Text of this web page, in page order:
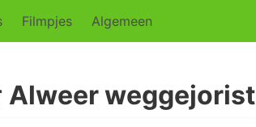
Filmpjes Algemeen
Alweer weggejorist